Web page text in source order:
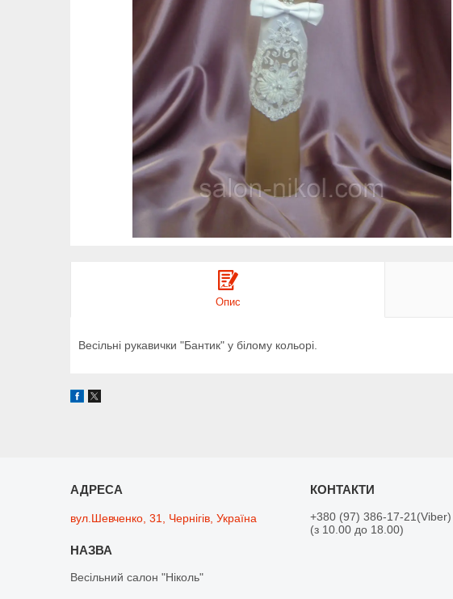
Опис
Весільні рукавички "Бантик" у білому кольорі.
вул.Шевченко, 31, Чернігів, Україна
Весільний салон "Ніколь"
+380 (97) 386-17-21 Viber
(з 10.00 до 18.00)